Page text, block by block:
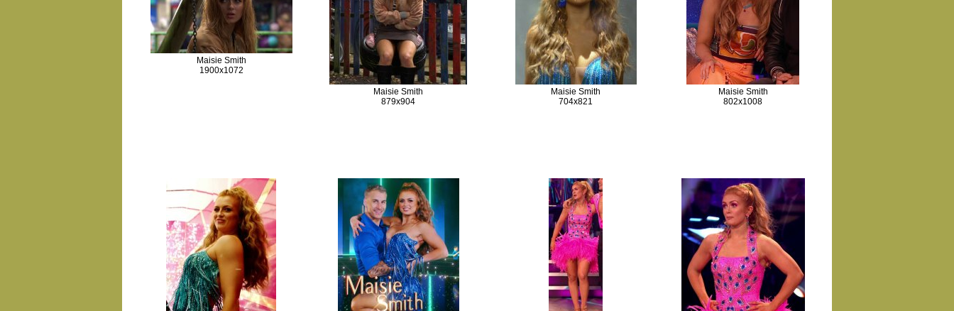
Maisie Smith
1900x1072
Maisie Smith
879x904
Maisie Smith
704x821
Maisie Smith
802x1008